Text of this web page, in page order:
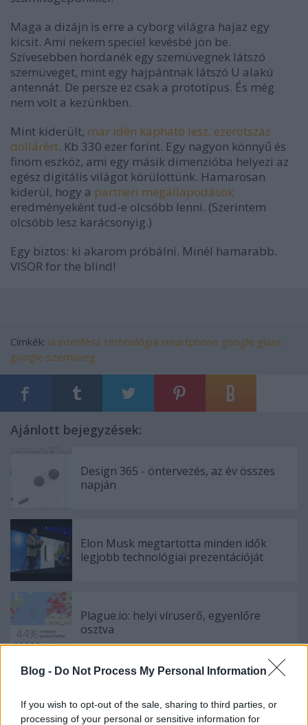
Blog - Do Not Process My Personal Information
If you wish to opt-out of the sale, sharing to third parties, or
processing of your personal or sensitive information for
Maga a dizájn is erre a cyborg világra hajaz egy
kicsit. Ami nekem speciel kevésbé jön be.
Szívesebben hordanék egy szemüvegnek látszó
szemüveget, mint egy hajpántnak látszó U alakú
antennát. De persze ez csak a prototípus. És még
nem volt a kezünkben.
Mint kiderült, már idén kapható lesz, ezerötszáz
dollárért. Kb 330 ezer forint. Egy nagyon könnyű és
finom eszköz, ami egy másik dimenzióba helyezi az
egész digitális világot körülöttünk. Hamarosan
kiderül, hogy a partneri megállapodások
eredményeként tud-e olcsóbb lenni. (Szerintem
olcsóbb lesz karácsonyig.)
Egy biztos: ki akarom próbálni. Minél hamarabb.
VISOR for the blind!
Címkék: ui interfész technológia smartphone google glass
google szemüveg
Ajánlott bejegyzések:
Design 365 - öntervezés, az év összes
napján
Elon Musk megtartotta minden idők
legjobb technológiai prezentációját
Plague.io: helyi víruserő, egyenlőre
osztva
internetadó ellen tüntetőket